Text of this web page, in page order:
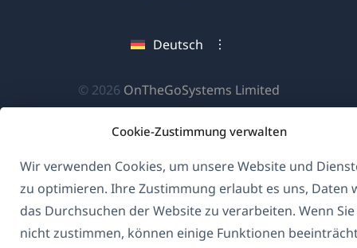
Cookie-Zustimmung verwalten
Wir verwenden Cookies, um unsere Website und
zu optimieren. Ihre Zustimmung erlaubt es uns, Daten
das Durchsuchen der Website zu verarbeiten. Wenn Sie
nicht zustimmen, können einige Funktionen
© 2026 OnTheGoSystems Limited(öffnet
in
einem
Deutsch
neuenneuen